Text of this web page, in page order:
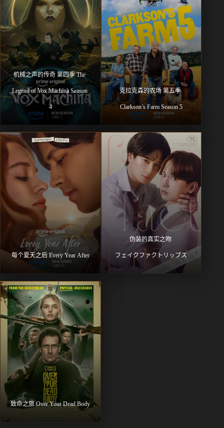
机械之声的传奇 第四季 The
Legend of Vox Machina Season
4
克拉克森的农场 第五季
Clarkson’s Farm Season 5
每个夏天之后 Every Year After
伪装的真实之吻
フェイクファクトリップス
致命之旅 Over Your Dead Body